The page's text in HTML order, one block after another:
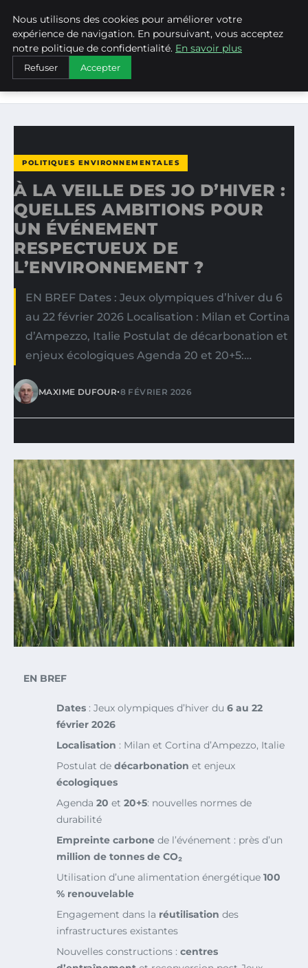
WEARECLIMATECONTROL
ACCUEIL
POLITIQUES ENVIRONNEMENTALES
À LA VEILLE DES JO D’HIVER : QUELLES AMBITIONS POUR
POLITIQUES ENVIRONNEMENTALES
À LA VEILLE DES JO D’HIVER :
QUELLES AMBITIONS POUR
UN ÉVÉNEMENT
RESPECTUEUX DE
L’ENVIRONNEMENT ?
EN BREF Dates : Jeux olympiques d’hiver du 6
au 22 février 2026 Localisation : Milan et Cortina
d’Ampezzo, Italie Postulat de décarbonation et
enjeux écologiques Agenda 20 et 20+5:…
MAXIME DUFOUR•8 FÉVRIER 2026
EN BREF
Dates : Jeux olympiques d’hiver du 6 au 22
février 2026
Localisation : Milan et Cortina d’Ampezzo, Italie
Postulat de décarbonation et enjeux
écologiques
Agenda 20 et 20+5: nouvelles normes de
durabilité
Empreinte carbone de l’événement : près d’un
million de tonnes de CO₂
Utilisation d’une alimentation énergétique 100
% renouvelable
Engagement dans la réutilisation des
infrastructures existantes
Nouvelles constructions : centres
Nous utilisons des cookies pour améliorer votre
expérience de navigation. En poursuivant, vous acceptez
notre politique de confidentialité. En savoir plus
Refuser Accepter